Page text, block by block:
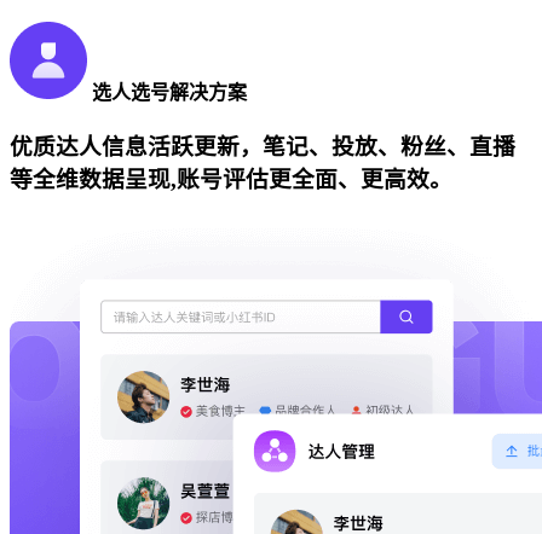
选人选号解决方案
优质达人信息活跃更新，笔记、投放、粉丝、直播
等全维数据呈现,账号评估更全面、更高效。